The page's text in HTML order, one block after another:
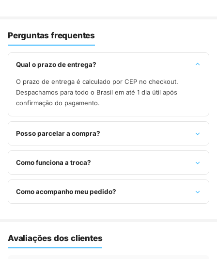
Perguntas frequentes
Qual o prazo de entrega?
O prazo de entrega é calculado por CEP no checkout.
Despachamos para todo o Brasil em até 1 dia útil após
confirmação do pagamento.
Posso parcelar a compra?
Sim, parcelamos em até 10x sem juros no cartão de crédito,
ou pague à vista no Pix com 8% de desconto.
Como funciona a troca?
Você tem 7 dias após o recebimento para solicitar troca.
Basta entrar em contato pelo WhatsApp ou e-mail.
Como acompanho meu pedido?
Avaliações dos clientes